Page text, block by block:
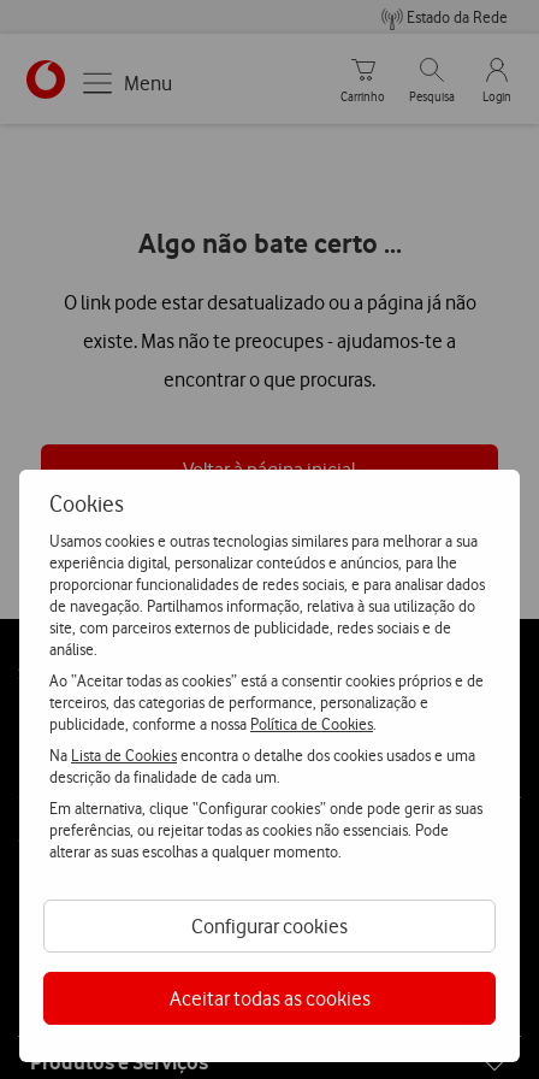
Cookies
Usamos cookies e outras tecnologias similares para melhorar a sua
experiência digital, personalizar conteúdos e anúncios, para lhe
proporcionar funcionalidades de redes sociais, e para analisar dados
de navegação. Partilhamos informação, relativa à sua utilização do
site, com parceiros externos de publicidade, redes sociais e de
análise.
Ao “Aceitar todas as cookies” está a consentir cookies próprios e de
terceiros, das categorias de performance, personalização e
publicidade, conforme a nossa Política de Cookies
Na Lista de Cookiesencontra o detalhe dos cookies usados e uma
descrição da finalidade de cada um.
Em alternativa, clique “Configurar cookies” onde pode gerir as suas
preferências, ou rejeitar todas as cookies não essenciais. Pode
alterar as suas escolhas a qualquer momento.
Configurar cookies
Aceitar todas as cookies
Estado da Rede
Menu
Carrinho de compras
Carrinho
Pesquisar
Pesquisa
My
Login
Algo não bate certo ...
O link pode estar desatualizado ou a página já não
existe. Mas não te preocupes - ajudamos-te a
encontrar o que procuras.
Voltar à página inicial
Follow
Social
Contacta-nos
Fala connosco
Produtos e Serviços